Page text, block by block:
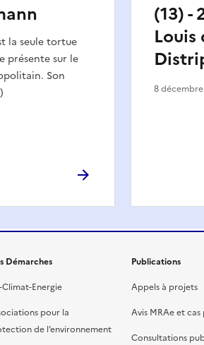
la seule tortue
présente sur le
Son
(13) -
Louis
8
Démarches
Energie
pour la
de l’environnement
Publications
Appels à projets
Avis MRAe et cas
Consultations